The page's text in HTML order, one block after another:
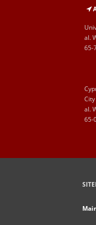
al.
65-
al.
65-